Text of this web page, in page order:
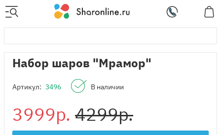
Набор шаров "Мрамор"
Артикул: 3496 В наличии
3999р. 4299р.